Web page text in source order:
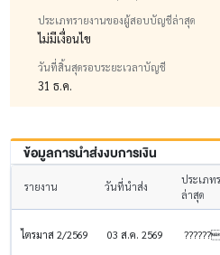
ประเภทรายงานของผู้สอบบัญชีล่าสุด
ไม่มีเงื่อนไข
วันที่สิ้นสุดรอบระยะเวลาบัญชี
31 ธ.ค.
ข้อมูลการนำส่งงบการเงิน
รายงาน วันที่นำส่ง
ประเภ
ล่าสุด
ไตรมาส 2/2569 03 ส.ค. 2569